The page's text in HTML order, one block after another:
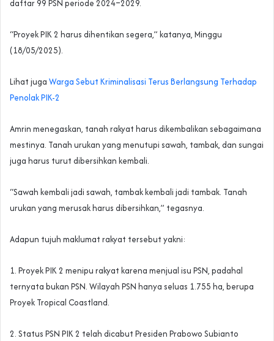
daftar 99 PSN periode 2024–2029.
“Proyek PIK 2 harus dihentikan segera,” katanya, Minggu
(18/05/2025).
Lihat juga Warga Sebut Kriminalisasi Terus Berlangsung Terhadap
Penolak PIK-2
Amrin menegaskan, tanah rakyat harus dikembalikan sebagaimana
mestinya. Tanah urukan yang menutupi sawah, tambak, dan sungai
juga harus turut dibersihkan kembali.
“Sawah kembali jadi sawah, tambak kembali jadi tambak. Tanah
urukan yang merusak harus dibersihkan,” tegasnya.
Adapun tujuh maklumat rakyat tersebut yakni:
1. Proyek PIK 2 menipu rakyat karena menjual isu PSN, padahal
ternyata bukan PSN. Wilayah PSN hanya seluas 1.755 ha, berupa
Proyek Tropical Coastland.
2. Status PSN PIK 2 telah dicabut Presiden Prabowo Subianto